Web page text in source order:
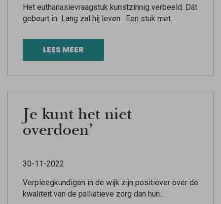
Het euthanasievraagstuk kunstzinnig verbeeld. Dát
gebeurt in Lang zal hij leven. Een stuk met...
LEES MEER
Je kunt het niet
overdoen’
30-11-2022
Verpleegkundigen in de wijk zijn positiever over de
kwaliteit van de palliatieve zorg dan hun...